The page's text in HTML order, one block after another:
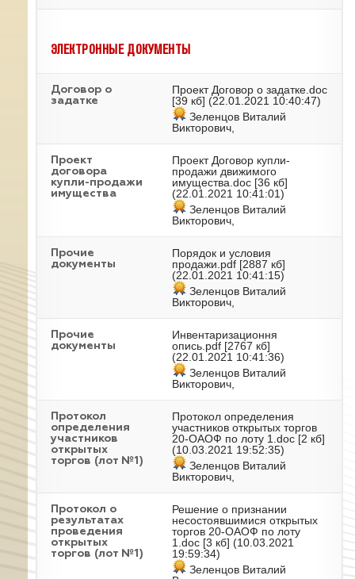
ЭЛЕКТРОННЫЕ ДОКУМЕНТЫ
Договор о
задатке
Проект Договор о задатке.doc
[39 кб] (22.01.2021 10:40:47)
Зеленцов Виталий
Викторович,
Проект
договора
купли-продажи
имущества
Проект Договор купли-
продажи движимого
имущества.doc [36 кб]
(22.01.2021 10:41:01)
Зеленцов Виталий
Викторович,
Прочие
документы
Порядок и условия
продажи.pdf [2887 кб]
(22.01.2021 10:41:15)
Зеленцов Виталий
Викторович,
Прочие
документы
Инвентаризационня
опись.pdf [2767 кб]
(22.01.2021 10:41:36)
Зеленцов Виталий
Викторович,
Протокол
определения
участников
открытых
торгов (лот №1)
Протокол определения
участников открытых торгов
20-ОАОФ по лоту 1.doc [2 кб]
(10.03.2021 19:52:35)
Зеленцов Виталий
Викторович,
Протокол о
результатах
проведения
открытых
торгов (лот №1)
Решение о признании
несостоявшимися открытых
торгов 20-ОАОФ по лоту
1.doc [3 кб] (10.03.2021
19:59:34)
Зеленцов Виталий